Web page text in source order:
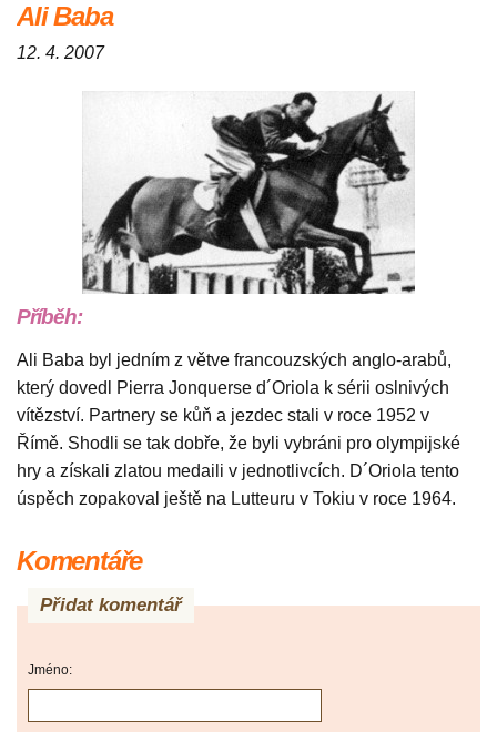
Ali Baba
12. 4. 2007
Příběh:
Ali Baba byl jedním z větve francouzských anglo-arabů,
který dovedl Pierra Jonquerse d´Oriola k sérii oslnivých
vítězství. Partnery se kůň a jezdec stali v roce 1952 v
Římě. Shodli se tak dobře, že byli vybráni pro olympijské
hry a získali zlatou medaili v jednotlivcích. D´Oriola tento
úspěch zopakoval ještě na Lutteuru v Tokiu v roce 1964.
Komentáře
Přidat komentář
Jméno: